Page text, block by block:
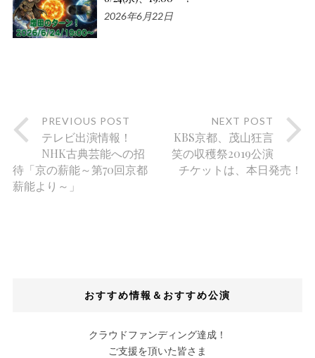
2026年6月22日
PREVIOUS POST
テレビ出演情報！
NHK古典芸能への招
待「京の薪能～第70回京都
薪能より～」
NEXT POST
KBS京都、茂山狂言
笑の収穫祭2019公演
チケットは、本日発売！
おすすめ情報＆おすすめ公演
クラウドファンディング達成！
ご支援を頂いた皆さま